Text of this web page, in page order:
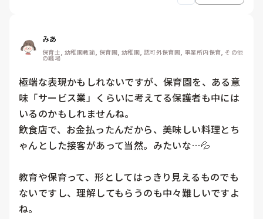
みあ
保育士, 幼稚園教諭, 保育園, 幼稚園, 認可外保育園, 事業所内保育, その他
の職場
極端な表現かもしれないですが、保育園を、ある意
味「サービス業」くらいに考えてる保護者も中には
いるのかもしれませんね。
飲食店で、お金払ったんだから、美味しい料理とち
ゃんとした接客があって当然。みたいな…💦
教育や保育って、形としてはっきり見えるものでも
ないですし、理解してもらうのも中々難しいですよ
ね。